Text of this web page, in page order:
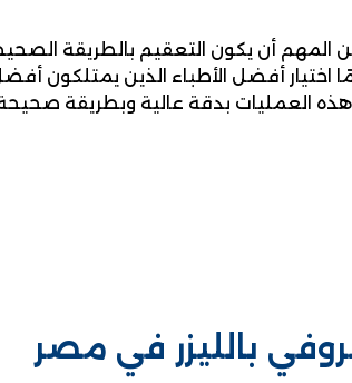
من المهم أن يكون التعقيم بالطريقة
أفضل الأطباء الذين يمتلكون أفضل
العمليات بدقة عالية وبطريقة
بالليزر في مصر